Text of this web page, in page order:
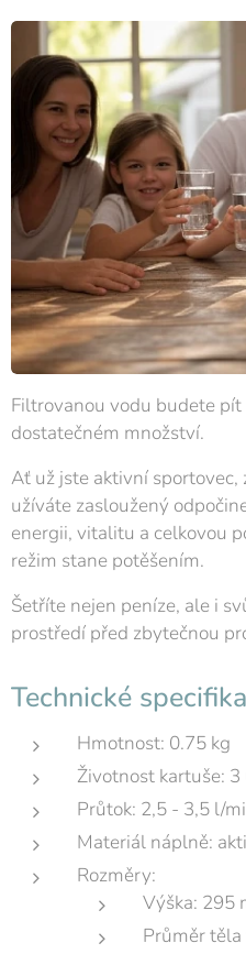
Filtrovanou vodu budete pít
dostatečném množství.
Ať už jste aktivní sportovec,
užíváte zasloužený
energii, vitalitu a celkovou
režim stane potěšením.
Šetříte nejen peníze, ale i
prostředí před zbytečnou
Technické
Hmotnost: 0.75 kg
Životnost kartuše:
Průtok: 2,5 - 3,5 l/
Materiál náplně:
Rozměry:
Výška: 295
Průměr